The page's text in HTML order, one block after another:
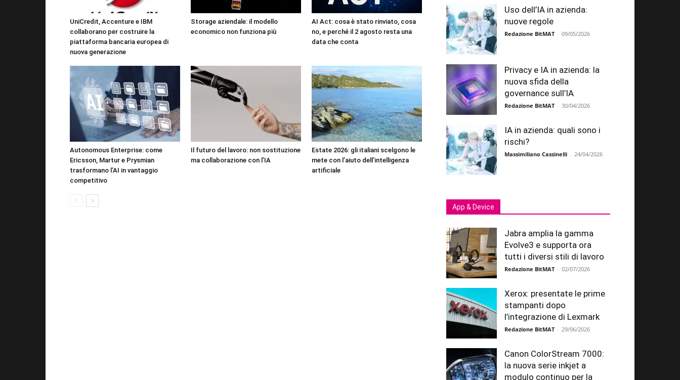
UniCredit, Accenture e IBM
collaborano per costruire la
piattaforma bancaria europea di
nuova generazione
Storage aziendale: il modello
economico non funziona più
AI Act: cosa è stato rinviato, cosa
no, e perché il 2 agosto resta una
data che conta
Autonomous Enterprise: come
Ericsson, Martur e Prysmian
trasformano l’AI in vantaggio
competitivo
Il futuro del lavoro: non sostituzione
ma collaborazione con l’IA
Estate 2026: gli italiani scelgono le
mete con l’aiuto dell’intelligenza
artificiale
Uso dell’IA in azienda:
nuove regole
Redazione BitMAT - 09/05/2026
Privacy e IA in azienda: la
nuova sfida della
governance sull’IA
Redazione BitMAT - 30/04/2026
IA in azienda: quali sono i
rischi?
Massimiliano Cassinelli - 24/04/2026
App & Device
Jabra amplia la gamma
Evolve3 e supporta ora
tutti i diversi stili di lavoro
Redazione BitMAT - 02/07/2026
Xerox: presentate le prime
stampanti dopo
l’integrazione di Lexmark
Redazione BitMAT - 29/06/2026
Canon ColorStream 7000:
la nuova serie inkjet a
modulo continuo per la